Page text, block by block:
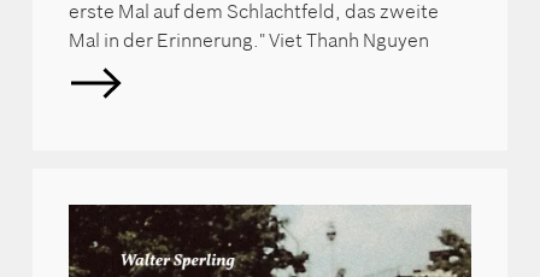
erste Mal auf dem Schlachtfeld, das zweite
Mal in der Erinnerung." Viet Thanh Nguyen